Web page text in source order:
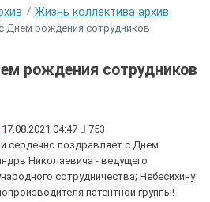
Жизнь коллектива архив
Днем рождения сотрудников
рождения сотрудников
17.08.2021 04:47
753
сердечно поздравляет с Днем
Николаевича - ведущего
сотрудничества; Небесихину
патентной группы!